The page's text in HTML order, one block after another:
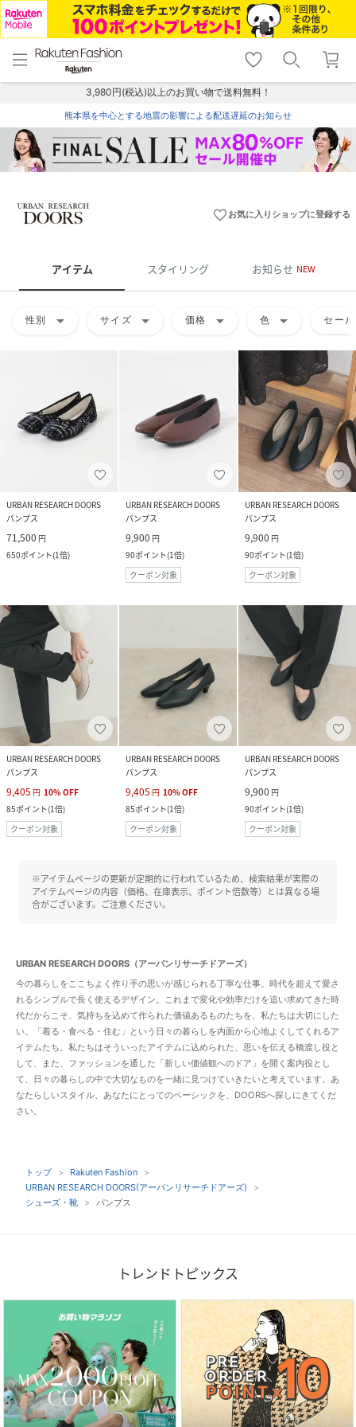
menu home
トップ
shopping_cart lock_outline
ログイン
3,980円(税込)以上のお買い物で送料無料！
熊本県を中心とする地震の影響による配送遅延のお知らせ
favorite_borderお気に入りショップに登録する
アイテム スタイリング お知らせ NEW
性別 arrow_drop_down サイズ arrow_drop_down 価格 arrow_drop_down 色 arrow_drop_down セール
URBAN RESEARCH DOORS
パンプス
71,500 円
650ポイント(1倍)
URBAN RESEARCH DOORS
パンプス
9,900 円
90ポイント(1倍)
クーポン対象
URBAN RESEARCH DOORS
パンプス
9,900 円
90ポイント(1倍)
クーポン対象
URBAN RESEARCH DOORS
パンプス
9,405 円 10%OFF
85ポイント(1倍)
クーポン対象
URBAN RESEARCH DOORS
パンプス
9,405 円 10%OFF
85ポイント(1倍)
クーポン対象
URBAN RESEARCH DOORS
パンプス
9,900 円
90ポイント(1倍)
クーポン対象
※アイテムページの更新が定期的に行われているため、検索結果が実際の
アイテムページの内容（価格、在庫表示、ポイント倍数等）とは異なる場
合がございます。ご注意ください。
URBAN RESEARCH DOORS（アーバンリサーチドアーズ）
今の暮らしをここちよく作り手の思いが感じられる丁寧な仕事。時代を超えて愛さ
れるシンプルで長く使えるデザイン。これまで変化や効率だけを追い求めてきた時
代だからこそ、気持ちを込めて作られた価値あるものたちを、私たちは大切にした
い。「着る・食べる・住む」という日々の暮らしを内面から心地よくしてくれるア
イテムたち。私たちはそういったアイテムに込められた、思いを伝える橋渡し役と
して、また、ファッションを通した「新しい価値観へのドア」を開く案内役とし
て、日々の暮らしの中で大切なものを一緒に見つけていきたいと考えています。あ
なたらしいスタイル、あなたにとってのベーシックを、DOORSへ探しにきてくだ
さい。
トップ
Rakuten Fashion
URBAN RESEARCH DOORS(アーバンリサーチドアーズ)
シューズ・靴
パンプス
トレンドトピックス